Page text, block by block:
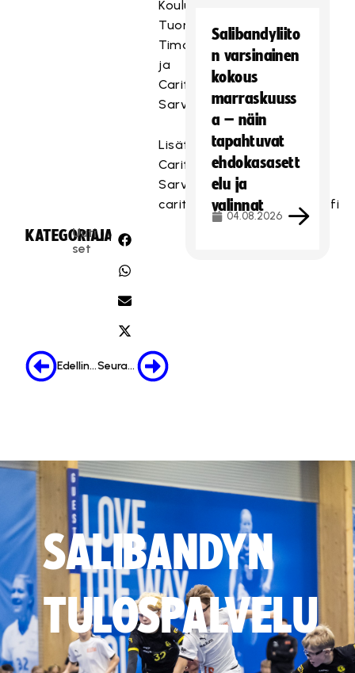
Kouluttajat
Tuomo
Timonen
ja
Carita
Sarvanko
Lisätiedot:
Carita
Sarvanko,
carita.sarvanko@salibandy.fi
KATEGORIA:
Uuti
set
JAA:
Edellinen Seuraava
Salibandyliito
n varsinainen
kokous
marraskuuss
a – näin
tapahtuvat
ehdokasasett
elu ja
valinnat
04.08.2026
SALIBANDYN
TULOSPALVELU